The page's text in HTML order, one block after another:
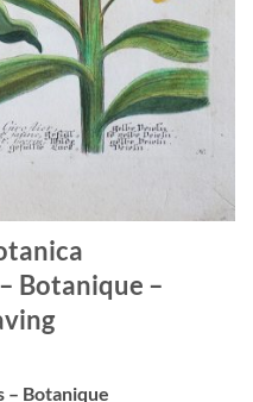
Botanique –
– Botanique